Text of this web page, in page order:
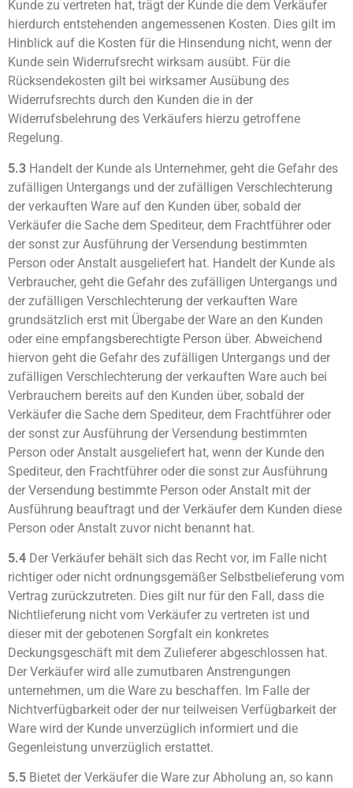
Kunde zu vertreten hat, trägt der Kunde die dem Verkäufer
hierdurch entstehenden angemessenen Kosten. Dies gilt im
Hinblick auf die Kosten für die Hinsendung nicht, wenn der
Kunde sein Widerrufsrecht wirksam ausübt. Für die
Rücksendekosten gilt bei wirksamer Ausübung des
Widerrufsrechts durch den Kunden die in der
Widerrufsbelehrung des Verkäufers hierzu getroffene
Regelung.
5.3 Handelt der Kunde als Unternehmer, geht die Gefahr des
zufälligen Untergangs und der zufälligen Verschlechterung
der verkauften Ware auf den Kunden über, sobald der
Verkäufer die Sache dem Spediteur, dem Frachtführer oder
der sonst zur Ausführung der Versendung bestimmten
Person oder Anstalt ausgeliefert hat. Handelt der Kunde als
Verbraucher, geht die Gefahr des zufälligen Untergangs und
der zufälligen Verschlechterung der verkauften Ware
grundsätzlich erst mit Übergabe der Ware an den Kunden
oder eine empfangsberechtigte Person über. Abweichend
hiervon geht die Gefahr des zufälligen Untergangs und der
zufälligen Verschlechterung der verkauften Ware auch bei
Verbrauchern bereits auf den Kunden über, sobald der
Verkäufer die Sache dem Spediteur, dem Frachtführer oder
der sonst zur Ausführung der Versendung bestimmten
Person oder Anstalt ausgeliefert hat, wenn der Kunde den
Spediteur, den Frachtführer oder die sonst zur Ausführung
der Versendung bestimmte Person oder Anstalt mit der
Ausführung beauftragt und der Verkäufer dem Kunden diese
Person oder Anstalt zuvor nicht benannt hat.
5.4 Der Verkäufer behält sich das Recht vor, im Falle nicht
richtiger oder nicht ordnungsgemäßer Selbstbelieferung vom
Vertrag zurückzutreten. Dies gilt nur für den Fall, dass die
Nichtlieferung nicht vom Verkäufer zu vertreten ist und
dieser mit der gebotenen Sorgfalt ein konkretes
Deckungsgeschäft mit dem Zulieferer abgeschlossen hat.
Der Verkäufer wird alle zumutbaren Anstrengungen
unternehmen, um die Ware zu beschaffen. Im Falle der
Nichtverfügbarkeit oder der nur teilweisen Verfügbarkeit der
Ware wird der Kunde unverzüglich informiert und die
Gegenleistung unverzüglich erstattet.
5.5 Bietet der Verkäufer die Ware zur Abholung an, so kann